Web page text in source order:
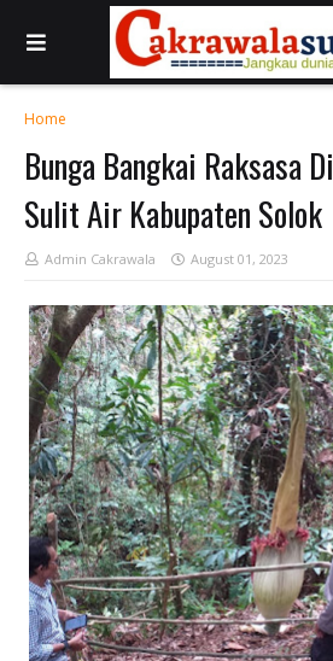
Home
Bunga Bangkai Raksasa
Sulit Air Kabupaten Solok
Admin Cakrawala August 01, 2023